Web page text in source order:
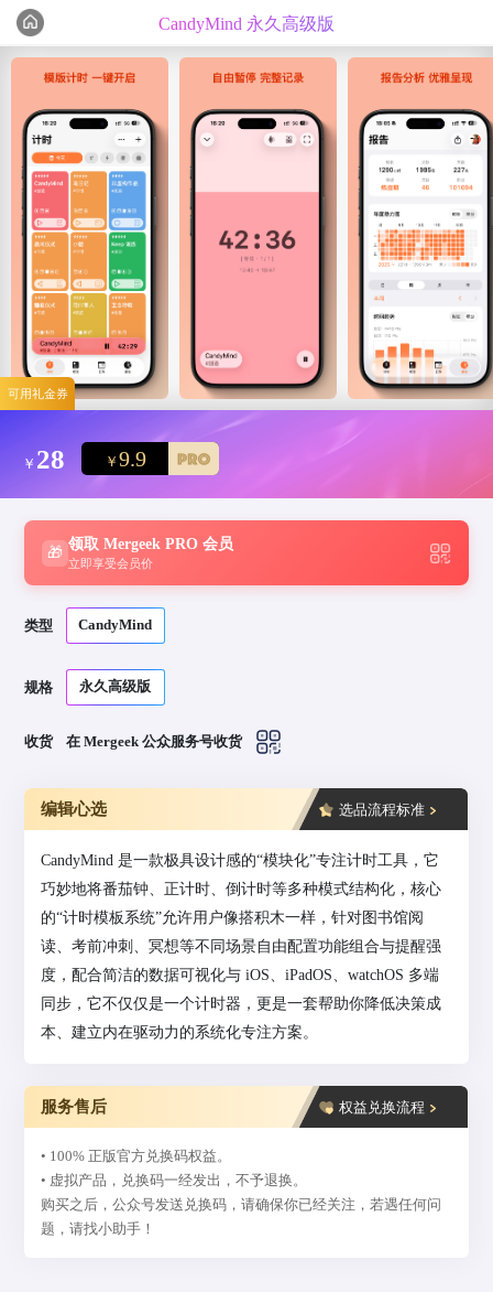
可用礼金券
CandyMind 永久高级版
编辑心选 精选测评
￥ 28 ￥ 9.9
🎁
领取 Mergeek PRO 会员
立即享受会员价
类型 CandyMind
规格 永久高级版
收货 在 Mergeek 公众服务号收货
编辑心选 选品流程标准
CandyMind 是一款极具设计感的“模块化”专注计时工具，它
巧妙地将番茄钟、正计时、倒计时等多种模式结构化，核心
的“计时模板系统”允许用户像搭积木一样，针对图书馆阅
读、考前冲刺、冥想等不同场景自由配置功能组合与提醒强
度，配合简洁的数据可视化与 iOS、iPadOS、watchOS 多端
同步，它不仅仅是一个计时器，更是一套帮助你降低决策成
本、建立内在驱动力的系统化专注方案。
服务售后 权益兑换流程
• 100% 正版官方兑换码权益。
• 虚拟产品，兑换码一经发出，不予退换。
购买之后，公众号发送兑换码，请确保你已经关注，若遇任何问
题，请找小助手！